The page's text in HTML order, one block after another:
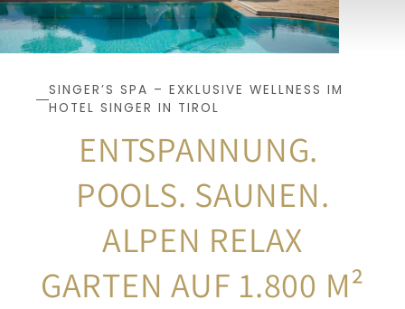
SINGER’S SPA – EXKLUSIVE WELLNESS IM
HOTEL SINGER IN TIROL
ENTSPANNUNG.
POOLS. SAUNEN.
ALPEN RELAX
GARTEN AUF 1.800 M²